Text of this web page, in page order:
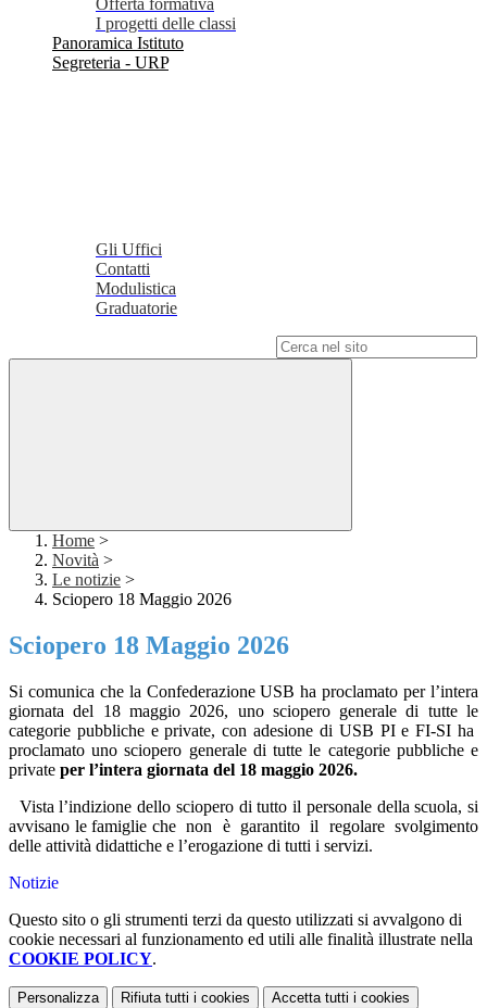
Offerta formativa
I progetti delle classi
Panoramica Istituto
Segreteria - URP
Gli Uffici
Contatti
Modulistica
Graduatorie
Home >
Novità >
Le notizie >
Sciopero 18 Maggio 2026
Sciopero 18 Maggio 2026
Si comunica che la Confederazione USB ha proclamato per l’intera
giornata del 18 maggio 2026, uno sciopero generale di tutte le
categorie pubbliche e private, con adesione di USB PI e FI-SI ha
proclamato uno sciopero generale di tutte le categorie pubbliche e
private per l’intera giornata del 18 maggio 2026.
Vista l’indizione dello sciopero di tutto il personale della scuola, si
avvisano le famiglie che non è garantito il regolare svolgimento
delle attività didattiche e l’erogazione di tutti i servizi.
Notizie
Questo sito o gli strumenti terzi da questo utilizzati si avvalgono di
cookie necessari al funzionamento ed utili alle finalità illustrate nella
COOKIE POLICY.
Personalizza Rifiuta tutti i cookies Accetta tutti i cookies